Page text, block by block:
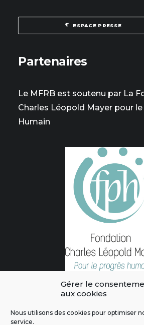
Gérer le
aux cookies
Nous utilisons des cookies pour optimiser
service.
ESPACE PRESSE
Partenaires
Le MFRB est soutenu par La
Charles Léopold Mayer pour
Humain